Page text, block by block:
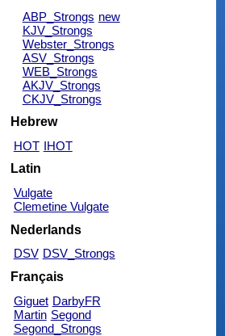
ABP_Strongs new
KJV_Strongs
Webster_Strongs
ASV_Strongs
WEB_Strongs
AKJV_Strongs
CKJV_Strongs
Hebrew
HOT IHOT
Latin
Vulgate
Clemetine Vulgate
Nederlands
DSV DSV_Strongs
Français
Giguet DarbyFR
Martin Segond
Segond_Strongs